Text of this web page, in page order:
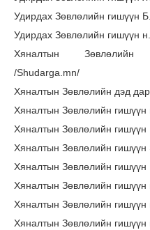
Удирдах Зөвлөлийн гишүүн
Удирдах Зөвлөлийн гишүүн
Хяналтын Зөвлөлийн
/Shudarga.mn/
Хяналтын Зөвлөлийн дэд
Хяналтын Зөвлөлийн
Хяналтын Зөвлөлийн
Хяналтын Зөвлөлийн
Хяналтын Зөвлөлийн
Хяналтын Зөвлөлийн
Хяналтын Зөвлөлийн
Хяналтын Зөвлөлийн